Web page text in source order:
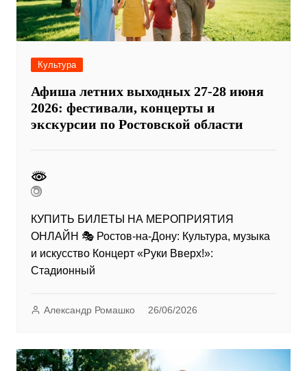
Культура
Афиша летних выходных 27-28 июня
2026: фестивали, концерты и
экскурсии по Ростовской области
КУПИТЬ БИЛЕТЫ НА МЕРОПРИЯТИЯ
ОНЛАЙН 🎭 Ростов-на-Дону: Культура, музыка
и искусство Концерт «Руки Вверх!»:
Стадионный
Александр Ромашко 26/06/2026